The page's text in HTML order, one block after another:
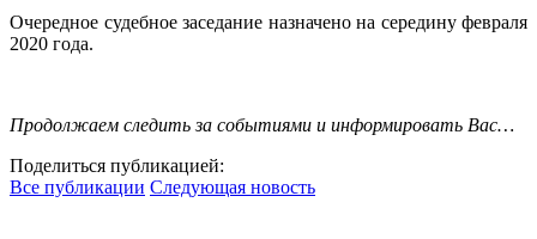
Очередное судебное заседание назначено на середину февраля
2020 года.
Продолжаем следить за событиями и информировать Вас…
Поделиться публикацией:
Все публикации Следующая новость